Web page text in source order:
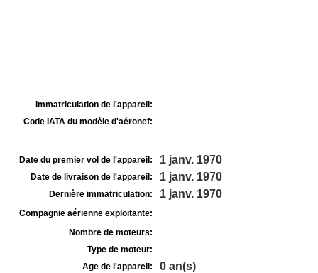
Immatriculation de l'appareil:
Code IATA du modèle d'aéronef:
Date du premier vol de l'appareil: 1 janv. 1970
Date de livraison de l'appareil: 1 janv. 1970
Dernière immatriculation: 1 janv. 1970
Compagnie aérienne exploitante:
Nombre de moteurs:
Type de moteur:
Age de l'appareil:
0 an(s)